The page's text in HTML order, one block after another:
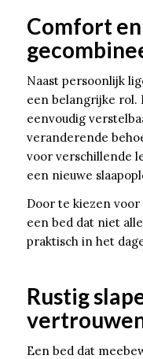
Comfort
Naast persoonlijk
een belangrijke rol.
eenvoudig
veranderende
voor verschillende
een nieuwe
Door te kiezen
een bed dat niet
praktisch in het
Rustig
Een bed dat